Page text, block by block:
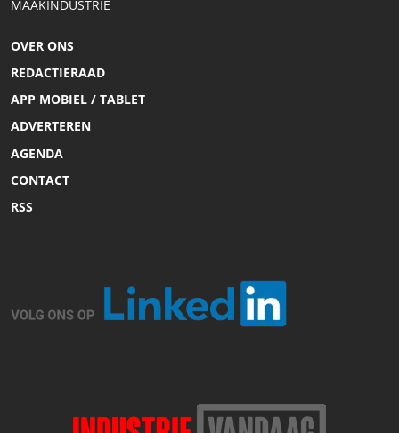
MAAKINDUSTRIE
OVER ONS
REDACTIERAAD
APP MOBIEL / TABLET
ADVERTEREN
AGENDA
CONTACT
RSS